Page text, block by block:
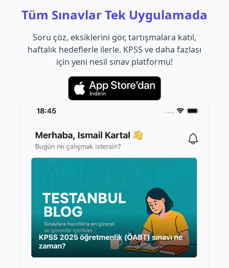
Tüm Sınavlar Tek Uygulamada
Soru çöz, eksiklerini gör, tartışmalara katıl,
haftalık hedeflerle ilerle. KPSS ve daha fazlası
için yeni nesil sınav platformu!